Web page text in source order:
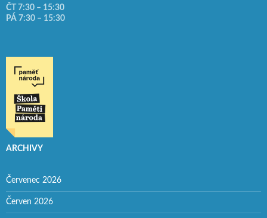
ČT 7:30 – 15:30
PÁ 7:30 – 15:30
ARCHIVY
Červenec 2026
Červen 2026